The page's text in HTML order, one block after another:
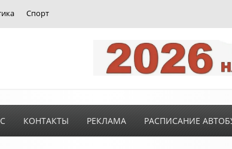
Спорт
КОНТАКТЫ РЕКЛАМА РАСПИСАНИЕ